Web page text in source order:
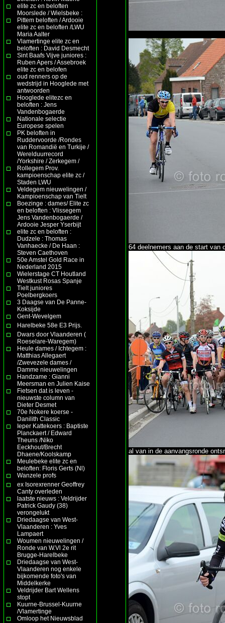
elite zc en beloften
Moorslede / Wielsbeke :
Pittem beloften / Ardooie
elite zc en beloften /LWU
Maria Aalter
Vlamertinge elite zc en
beloften : David Desmecht
Sint Baafs Vijve juniores :
Ruben Apers / Assebroek
elite zc en belofen
oud renners op de
wedstrijd in Hooglede met
antwoorden
Hooglede elitezc en
beloften : Jens
Vandenbogaerde
Nationale selectie
Europese spelen
PK beloften in
Ruddervoorde /Rondes
van Romandië en Turkije /
Werelduurrecord
/Yorkshire / Zerkegem /
Rollegem Prov.
kampioenschap elite zc /
Staden LWU
Veldegem nieuwelingen /
Kampioenschap van Tielt
Boezinge : dames/ Elite zc
en beloften : Vlissegem
Jens Vandenbogaerde /
Ardooie Jesper Yserbijt
elite zc en beloften :
Dudzele : Thomas
Vanhaecke / De Haan :
Steven Caethoven
50e Amstel Gold Race in
Nederland 2015
Wielerstage CT Houtland
Westkust Rosas Spanje
Tielt juniores
Poelbergkoers
3 Daagse van De Panne-
Koksijde
Gent-Wevelgem
Harelbeke 58e E3 Prijs.
Dwars door Vlaanderen (
Roeselare-Waregem)
Heule dames / Ichtegem :
Matthias Allegaert
/Zwevezele dames /
Damme nieuwelingen
Handzame : Gianni
Meersman en Julien Kaise
Fietsen dat is leven -
nieuwste column van
Dieter Desmet
70e Nokere koerse -
Danilith Classic
Ieper Kattekoers : Baptiste
Planckaert / Edward
Theuns /Niko
Eeckhout/Brecht
Dhaene/Koolskamp
Meulebeke elite zc en
beloften: Floris Gerts (Nl)
Wanzele profs
ex Isorexrenner Geoffrey
Canty overleden
laatste nieuws : Veldrijder
Patrick Gaudy (38)
verongelukt
Driedaagse van West-
Vlaanderen : Yves
Lampaert
Woumen nieuwelingen /
Ronde van W.Vl 2e rit
Brugge-Harelbeke
Driedaagse van West-
Vlaanderen nog enkele
bijkomende foto's van
Middelkerke
Veldrijder Bart Wellens
stopt
Kuurne-Brussel-Kuurne
/Vlamertinge
Omloop het Nieuwsblad
64 deelnemers aan de start van
al van in de aanvangsronde